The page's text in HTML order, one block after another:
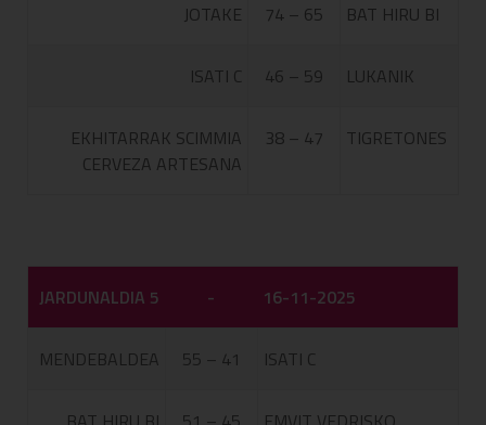
JOTAKE 74 – 65 BAT HIRU BI
ISATI C 46 – 59 LUKANIK
EKHITARRAK SCIMMIA
CERVEZA ARTESANA
38 – 47 TIGRETONES
JARDUNALDIA 5 - 16-11-2025
MENDEBALDEA 55 – 41 ISATI C